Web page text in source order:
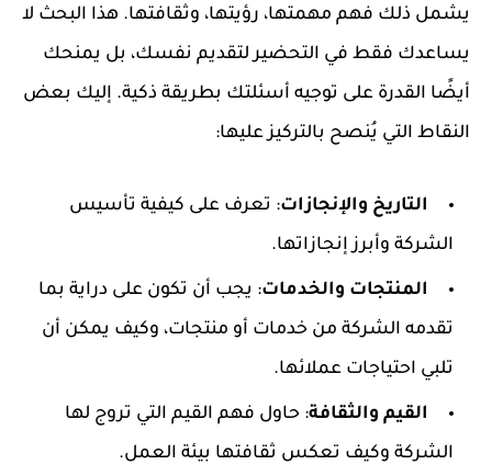
يشمل ذلك فهم مهمتها، رؤيتها، وثقافتها. هذا البحث لا
يساعدك فقط في التحضير لتقديم نفسك، بل يمنحك
أيضًا القدرة على توجيه أسئلتك بطريقة ذكية. إليك بعض
النقاط التي يُنصح بالتركيز عليها:
التاريخ والإنجازات: تعرف على كيفية تأسيس
الشركة وأبرز إنجازاتها.
المنتجات والخدمات: يجب أن تكون على دراية بما
تقدمه الشركة من خدمات أو منتجات، وكيف يمكن أن
تلبي احتياجات عملائها.
القيم والثقافة: حاول فهم القيم التي تروج لها
الشركة وكيف تعكس ثقافتها بيئة العمل.